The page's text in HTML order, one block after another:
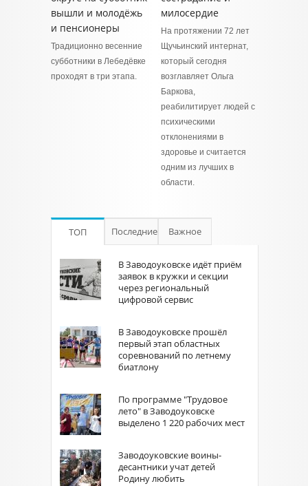
вышли и молодёжь
и пенсионеры
Традиционно весенние
субботники в Лебедёвке
проходят в три этапа.
милосердие
На протяжении 72 лет
Щучьинский интернат,
который сегодня
возглавляет Ольга
Баркова,
реабилитирует людей с
психическими
отклонениями в
здоровье и считается
одним из лучших в
области.
ТОП Последние Важное
В Заводоуковске идёт приём
заявок в кружки и секции
через региональный
цифровой сервис
В Заводоуковске прошёл
первый этап областных
соревнований по летнему
биатлону
По программе "Трудовое
лето" в Заводоуковске
выделено 1 220 рабочих мест
Заводоуковские воины-
десантники учат детей
Родину любить